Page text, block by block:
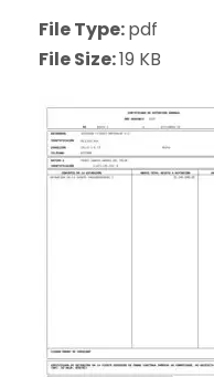
File Type:pdf
File Size:19 KB